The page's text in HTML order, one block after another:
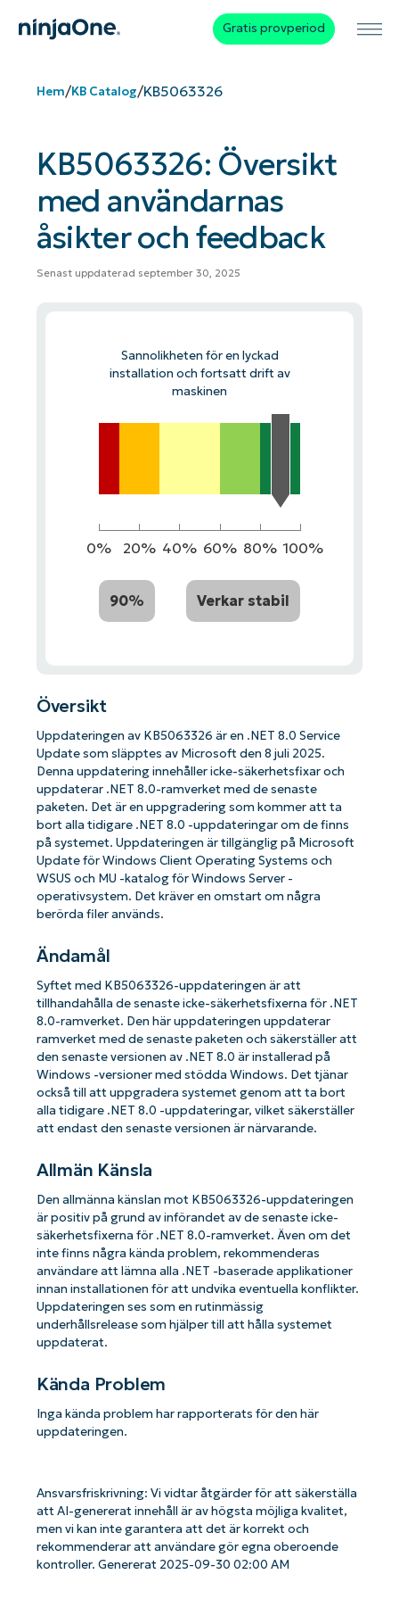
Gratis provperiod
Hem/KB Catalog/KB5063326
KB5063326: Översikt
med användarnas
åsikter och feedback
Senast uppdaterad september 30, 2025
Sannolikheten för en lyckad
installation och fortsatt drift av
maskinen
0% 20% 40% 60% 80% 100%
90% Verkar stabil
Översikt
Uppdateringen av KB5063326 är en .NET 8.0 Service
Update som släpptes av Microsoft den 8 juli 2025.
Denna uppdatering innehåller icke-säkerhetsfixar och
uppdaterar .NET 8.0-ramverket med de senaste
paketen. Det är en uppgradering som kommer att ta
bort alla tidigare .NET 8.0 -uppdateringar om de finns
på systemet. Uppdateringen är tillgänglig på Microsoft
Update för Windows Client Operating Systems och
WSUS och MU -katalog för Windows Server -
operativsystem. Det kräver en omstart om några
berörda filer används.
Ändamål
Syftet med KB5063326-uppdateringen är att
tillhandahålla de senaste icke-säkerhetsfixerna för .NET
8.0-ramverket. Den här uppdateringen uppdaterar
ramverket med de senaste paketen och säkerställer att
den senaste versionen av .NET 8.0 är installerad på
Windows -versioner med stödda Windows. Det tjänar
också till att uppgradera systemet genom att ta bort
alla tidigare .NET 8.0 -uppdateringar, vilket säkerställer
att endast den senaste versionen är närvarande.
Allmän Känsla
Den allmänna känslan mot KB5063326-uppdateringen
är positiv på grund av införandet av de senaste icke-
säkerhetsfixerna för .NET 8.0-ramverket. Även om det
inte finns några kända problem, rekommenderas
användare att lämna alla .NET -baserade applikationer
innan installationen för att undvika eventuella konflikter.
Uppdateringen ses som en rutinmässig
underhållsrelease som hjälper till att hålla systemet
uppdaterat.
Kända Problem
Inga kända problem har rapporterats för den här
uppdateringen.
Ansvarsfriskrivning: Vi vidtar åtgärder för att säkerställa
att AI-genererat innehåll är av högsta möjliga kvalitet,
men vi kan inte garantera att det är korrekt och
rekommenderar att användare gör egna oberoende
kontroller. Genererat 2025-09-30 02:00 AM